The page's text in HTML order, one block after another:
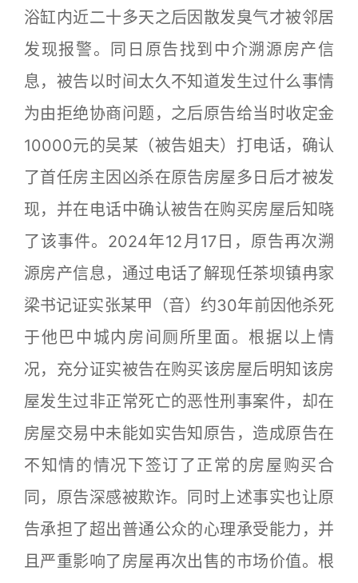
浴缸内近二十多天之后因散发臭气才被邻居
发现报警。同日原告找到中介溯源房产信
息，被告以时间太久不知道发生过什么事情
为由拒绝协商问题，之后原告给当时收定金
10000元的吴某（被告姐夫）打电话，确认
了首任房主因凶杀在原告房屋多日后才被发
现，并在电话中确认被告在购买房屋后知晓
了该事件。2024年12月17日，原告再次溯
源房产信息，通过电话了解现任茶坝镇冉家
梁书记证实张某甲（音）约30年前因他杀死
于他巴中城内房间厕所里面。根据以上情
况，充分证实被告在购买该房屋后明知该房
屋发生过非正常死亡的恶性刑事案件，却在
房屋交易中未能如实告知原告，造成原告在
不知情的情况下签订了正常的房屋购买合
同，原告深感被欺诈。同时上述事实也让原
告承担了超出普通公众的心理承受能力，并
且严重影响了房屋再次出售的市场价值。根